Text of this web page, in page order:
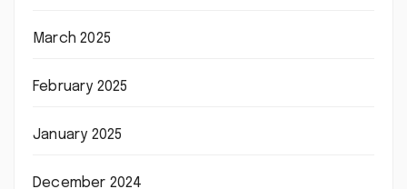
March 2025
February 2025
January 2025
December 2024